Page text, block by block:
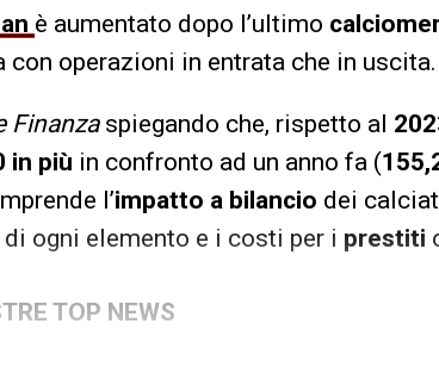
è aumentato dopo l’ultimo
operazioni in entrata che in uscita.
Finanzaspiegando che, rispetto al
in più in confronto ad un anno fa (
l’impatto a bilancio dei
di ogni elemento e i costi per i prestiti
TOP NEWS